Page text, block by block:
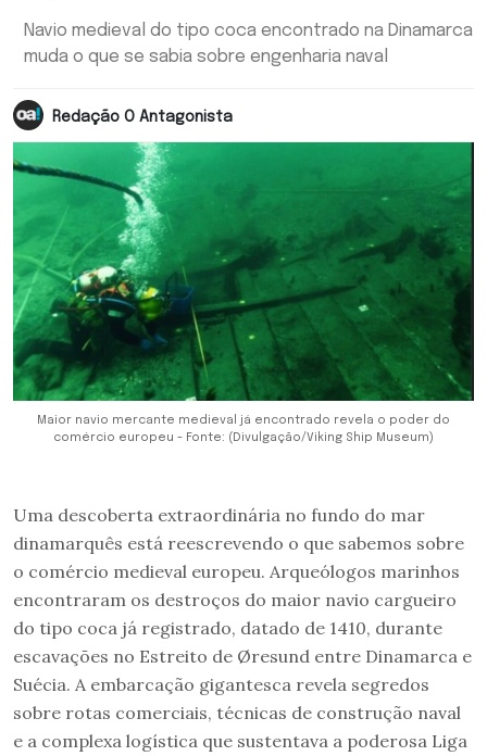
Navio medieval do tipo coca encontrado na Dinamarca
muda o que se sabia sobre engenharia naval
Redação O Antagonista
Maior navio mercante medieval já encontrado revela o poder do
comércio europeu - Fonte: (Divulgação/Viking Ship Museum)
Uma descoberta extraordinária no fundo do mar
dinamarquês está reescrevendo o que sabemos sobre
o comércio medieval europeu. Arqueólogos marinhos
encontraram os destroços do maior navio cargueiro
do tipo coca já registrado, datado de 1410, durante
escavações no Estreito de Øresund entre Dinamarca e
Suécia. A embarcação gigantesca revela segredos
sobre rotas comerciais, técnicas de construção naval
e a complexa logística que sustentava a poderosa Liga